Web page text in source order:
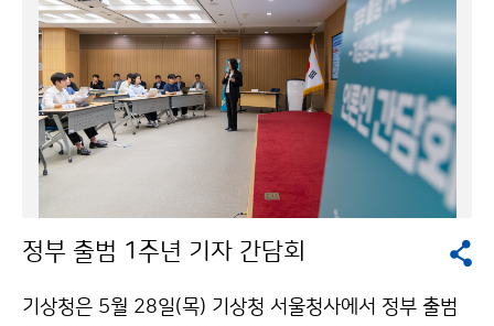
의 의제를 다뤘다.
정부 출범 1주년 기자 간담회
기상청은 5월 28일(목) 기상청 서울청사에서 정부 출범